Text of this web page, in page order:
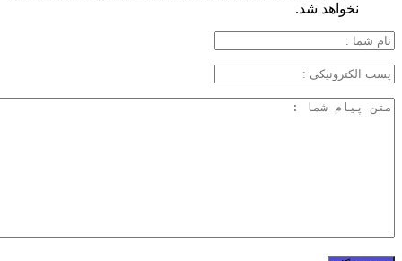
نخواهد شد.